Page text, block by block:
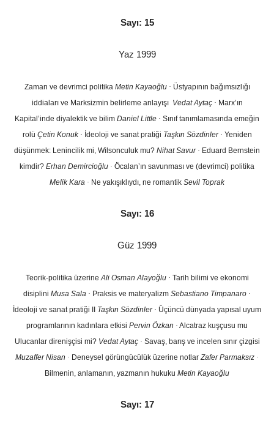
Sayı: 15
Yaz 1999
Zaman ve devrimci politika Metin Kayaoğlu · Üstyapının bağımsızlığı
iddiaları ve Marksizmin belirleme anlayışı Vedat Aytaç · Marx’ın
Kapital’inde diyalektik ve bilim Daniel Little · Sınıf tanımlamasında emeğin
rolü Çetin Konuk · İdeoloji ve sanat pratiği Taşkın Sözdinler · Yeniden
düşünmek: Lenincilik mi, Wilsonculuk mu? Nihat Savur · Eduard Bernstein
kimdir? Erhan Demircioğlu · Öcalan’ın savunması ve (devrimci) politika
Melik Kara · Ne yakışıklıydı, ne romantik Sevil Toprak
Sayı: 16
Güz 1999
Teorik-politika üzerineAli Osman Alayoğlu · Tarih bilimi ve ekonomi
disiplini Musa Sala · Praksis ve materyalizm Sebastiano Timpanaro ·
İdeoloji ve sanat pratiği II Taşkın Sözdinler · Üçüncü dünyada yapısal uyum
programlarının kadınlara etkisi Pervin Özkan · Alcatraz kuşçusu mu
Ulucanlar direnişçisi mi? Vedat Aytaç · Savaş, barış ve incelen sınır çizgisi
Muzaffer Nisan · Deneysel görüngücülük üzerine notlarZafer Parmaksız ·
Bilmenin, anlamanın, yazmanın hukuku Metin Kayaoğlu
Sayı: 17